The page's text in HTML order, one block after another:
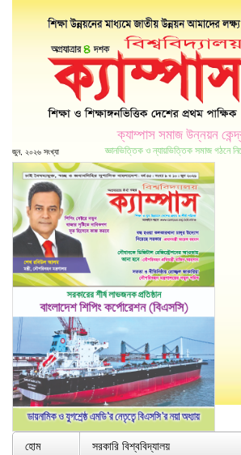
ক্যাম্পাস সমাজ উন্নয়ন
জ্ঞানভিত্তিক ও ন্যায়ভিত্তিক সমাজ গঠনে
জুন, ২০২৬ সংখ্যা
হোম
সরকারি বিশ্ববিদ্যালয়